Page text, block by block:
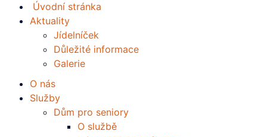
Úvodní stránka
Aktuality
Jídelníček
Důležité informace
Galerie
O nás
Služby
Dům pro seniory
O službě